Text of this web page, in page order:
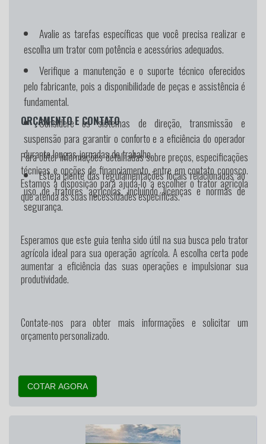
Avalie as tarefas específicas que você precisa realizar e
escolha um trator com potência e acessórios adequados.
Verifique a manutenção e o suporte técnico oferecidos
pelo fabricante, pois a disponibilidade de peças e assistência é
fundamental.
Considere os sistemas de direção, transmissão e
suspensão para garantir o conforto e a eficiência do operador
durante longas jornadas de trabalho.
Esteja ciente das regulamentações locais relacionadas ao
uso de tratores agrícolas, incluindo licenças e normas de
segurança.
ORÇAMENTO E CONTATO
Para obter informações detalhadas sobre preços, especificações
técnicas e opções de financiamento, entre em contato conosco.
Estamos à disposição para ajudá-lo a escolher o trator agrícola
que atenda às suas necessidades específicas.
Esperamos que este guia tenha sido útil na sua busca pelo trator
agrícola ideal para sua operação agrícola. A escolha certa pode
aumentar a eficiência das suas operações e impulsionar sua
produtividade.
Contate-nos para obter mais informações e solicitar um
orçamento personalizado.
COTAR AGORA